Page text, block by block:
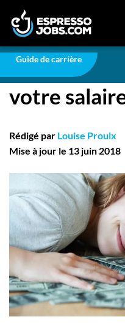
Connexion
Créez un compte
Recherchez un emploi
Compagnies
Ma boîte à
Conseils carrière
Nos chroniques
Inscrivez-vous à
Employeurs
Publiez une offre
Guide de carrière
Carrière 9 facteurs
9 facteurs
votre
Rédigé par Louise Proulx
Mise à jour le 13 juin 2018